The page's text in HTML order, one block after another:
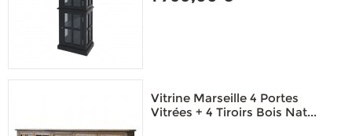
Vitrine Marseille 4 Portes
Vitrées + 4 Tiroirs Bois Nat...